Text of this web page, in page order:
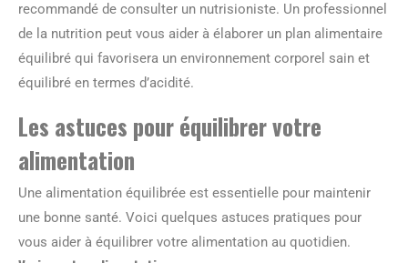
recommandé de consulter un nutrisioniste. Un professionnel
de la nutrition peut vous aider à élaborer un plan alimentaire
équilibré qui favorisera un environnement corporel sain et
équilibré en termes d’acidité.
Les astuces pour équilibrer votre
alimentation
Une alimentation équilibrée est essentielle pour maintenir
une bonne santé. Voici quelques astuces pratiques pour
vous aider à équilibrer votre alimentation au quotidien.